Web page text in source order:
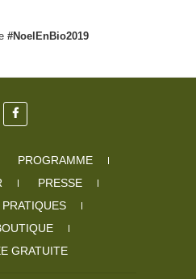
#NoelEnBio2019
PROGRAMME
PRESSE
GRATUITE